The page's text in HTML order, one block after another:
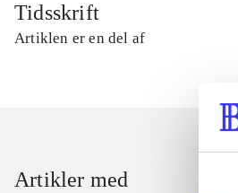
Tidsskrift
Artiklen er en del af
Artikler med